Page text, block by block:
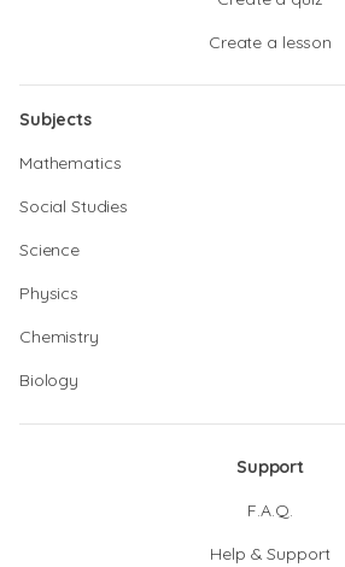
Create a lesson
Subjects
Mathematics
Social Studies
Science
Physics
Chemistry
Biology
Support
F.A.Q.
Help & Support